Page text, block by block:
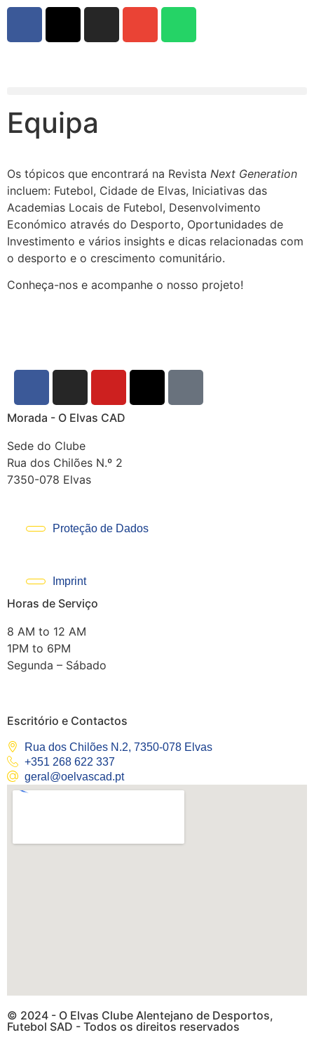
Equipa
Os tópicos que encontrará na Revista Next Generation
incluem: Futebol, Cidade de Elvas, Iniciativas das
Academias Locais de Futebol, Desenvolvimento
Económico através do Desporto, Oportunidades de
Investimento e vários insights e dicas relacionadas com
o desporto e o crescimento comunitário.
Conheça-nos e acompanhe o nosso projeto!
Morada - O Elvas CAD
Sede do Clube
Rua dos Chilões N.º 2
7350-078 Elvas
Proteção de Dados
Imprint
Horas de Serviço
8 AM to 12 AM
1PM to 6PM
Segunda – Sábado
Escritório e Contactos
Rua dos Chilões N.2, 7350-078 Elvas
+351 268 622 337
geral@oelvascad.pt
© 2024 - O Elvas Clube Alentejano de Desportos,
Futebol SAD - Todos os direitos reservados